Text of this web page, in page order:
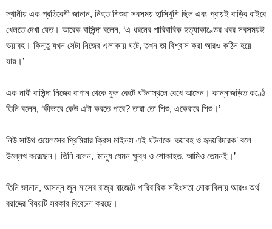
স্থানীয় এক প্রতিবেশী জানান, নিহত শিশুরা সবসময় হাসিখুশি ছিল এবং প্রায়ই বাড়ির বাইরে
খেলতে দেখা যেত। আরেক বাসিন্দা বলেন, ‘এ ধরনের পারিবারিক হত্যাকাণ্ডের খবর সবসময়ই
ভয়াবহ। কিন্তু যখন সেটা নিজের এলাকায় ঘটে, তখন তা বিশ্বাস করা আরও কঠিন হয়ে
যায়।’
এক নারী বাসিন্দা নিজের বাগান থেকে ফুল কেটে ঘটনাস্থলে রেখে আসেন। কান্নাজড়িত কণ্ঠে
তিনি বলেন, ‘কীভাবে কেউ এটা করতে পারে? তারা তো শিশু, একেবারে শিশু।’
নিউ সাউথ ওয়েলসের প্রিমিয়ার ক্রিস মাইনস এই ঘটনাকে ‘ভয়াবহ ও হৃদয়বিদারক’ বলে
উল্লেখ করেছেন। তিনি বলেন, ‘মানুষ যেমন ক্ষুব্ধ ও শোকাহত, আমিও তেমনই।’
তিনি জানান, আসন্ন জুন মাসের রাজ্য বাজেটে পারিবারিক সহিংসতা মোকাবিলায় আরও অর্থ
বরাদ্দের বিষয়টি সরকার বিবেচনা করছে।